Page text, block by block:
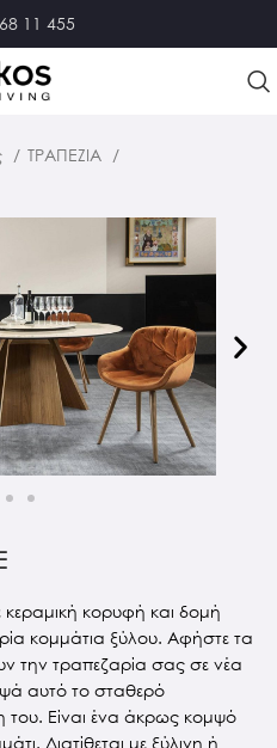
11 455
ΤΡΑΠΕΖΙΑ
κεραμική κορυφή και δομή
κομμάτια ξύλου. Αφήστε τα
την τραπεζαρία σας σε νέα
αυτό το σταθερό
του. Είναι ένα άκρως κομψό
Διατίθεται με ξύλινη ή